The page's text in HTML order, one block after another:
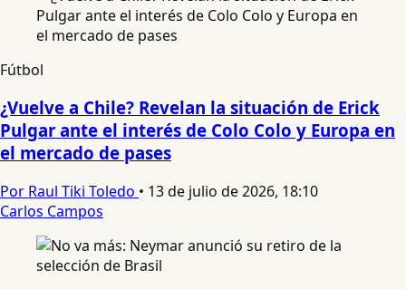
Fútbol
¿Vuelve a Chile? Revelan la situación de Erick
Pulgar ante el interés de Colo Colo y Europa en
el mercado de pases
Por Raul Tiki Toledo • 13 de julio de 2026, 18:10
Carlos Campos